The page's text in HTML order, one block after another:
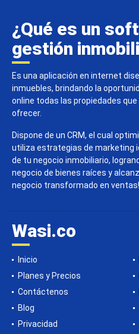
¿Qué es un
gestión
Es una aplicación en internet
inmuebles, brindando la
online todas las propiedades
ofrecer.
Dispone de un CRM, el cual
utiliza estrategias de marketing
de tu negocio inmobiliario,
negocio de bienes raíces y
negocio transformado en ventas!
Wasi.co
Inicio
Planes y Precios
Contáctenos
Blog
Privacidad